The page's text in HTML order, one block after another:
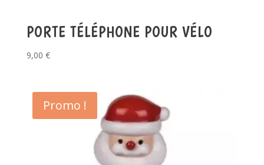
PORTE TÉLÉPHONE POUR VÉLO
9,00 €
Promo !